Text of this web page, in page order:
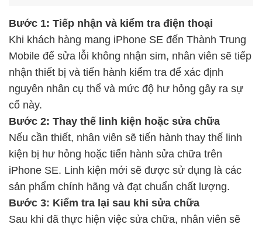
Bước 1: Tiếp nhận và kiểm tra điện thoại
Khi khách hàng mang iPhone SE đến Thành Trung
Mobile để sửa lỗi không nhận sim, nhân viên sẽ tiếp
nhận thiết bị và tiến hành kiểm tra để xác định
nguyên nhân cụ thể và mức độ hư hỏng gây ra sự
cố này.
Bước 2: Thay thế linh kiện hoặc sửa chữa
Nếu cần thiết, nhân viên sẽ tiến hành thay thế linh
kiện bị hư hỏng hoặc tiến hành sửa chữa trên
iPhone SE. Linh kiện mới sẽ được sử dụng là các
sản phẩm chính hãng và đạt chuẩn chất lượng.
Bước 3: Kiểm tra lại sau khi sửa chữa
Sau khi đã thực hiện việc sửa chữa, nhân viên sẽ